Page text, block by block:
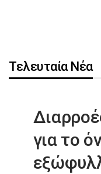
Τελευταία Νέα
για το